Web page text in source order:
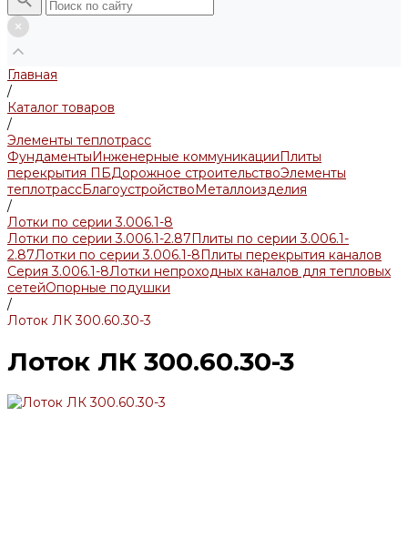
Главная
/
Каталог товаров
/
Элементы теплотрасс
ФундаментыИнженерные коммуникацииПлиты
перекрытия ПБДорожное строительствоЭлементы
теплотрассБлагоустройствоМеталлоизделия
/
Лотки по серии 3.006.1-8
Лотки по серии 3.006.1-2.87Плиты по серии 3.006.1-
2.87Лотки по серии 3.006.1-8Плиты перекрытия каналов
Серия 3.006.1-8Лотки непроходных каналов для тепловых
сетейОпорные подушки
/
Лоток ЛК 300.60.30-3
Лоток ЛК 300.60.30-3